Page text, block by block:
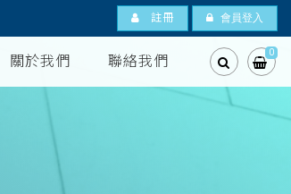
註冊 會員登入
0
關於我們 聯絡我們